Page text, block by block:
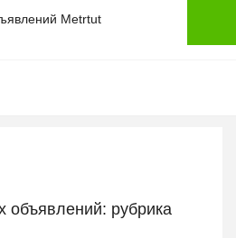
объявлений: рубрика